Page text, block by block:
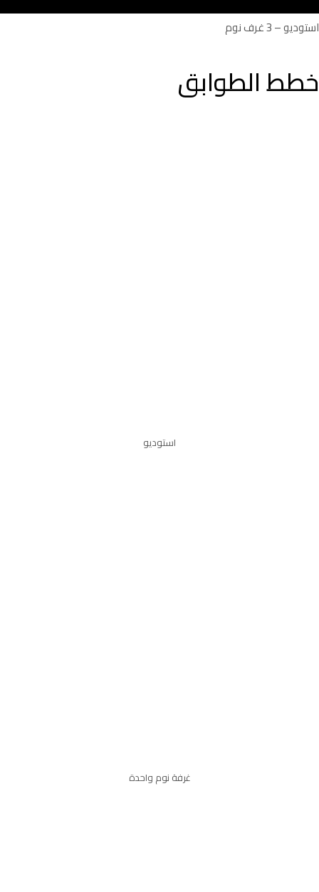
استوديو – 3 غرف نوم
خطط الطوابق
استوديو
غرفة نوم واحدة